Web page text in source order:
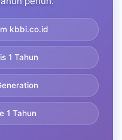
kbbi.co.id
1 Tahun
1 Tahun